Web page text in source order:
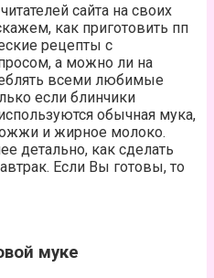
сайта на своих
как приготовить пп
рецепты с
а можно ли на
всеми любимые
если блинчики
обычная мука,
и жирное молоко.
детально, как сделать
Если Вы готовы, то
муке